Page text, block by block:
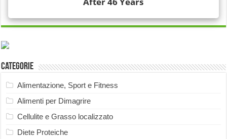
Categorie
Alimentazione, Sport e Fitness
Alimenti per Dimagrire
Cellulite e Grasso localizzato
Diete Proteiche